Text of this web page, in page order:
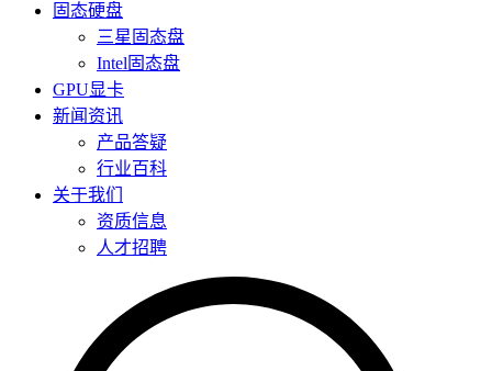
固态硬盘
三星固态盘
Intel固态盘
GPU显卡
新闻资讯
产品答疑
行业百科
关于我们
资质信息
人才招聘